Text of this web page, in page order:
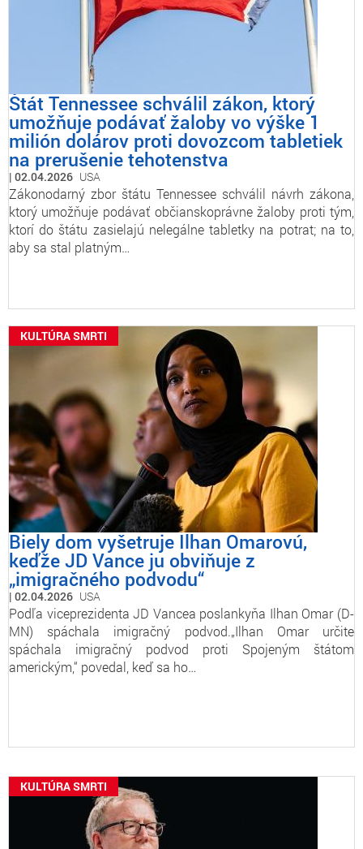
Štát Tennessee schválil zákon, ktorý
umožňuje podávať žaloby vo výške 1
milión dolárov proti dovozcom tabletiek
na prerušenie tehotenstva
02.04.2026 USA
Zákonodarný zbor štátu Tennessee schválil návrh zákona,
ktorý umožňuje podávať občianskoprávne žaloby proti tým,
ktorí do štátu zasielajú nelegálne tabletky na potrat; na to,
aby sa stal platným…
KULTÚRA SMRTI
Biely dom vyšetruje Ilhan Omarovú,
keďže JD Vance ju obviňuje z
„imigračného podvodu“
02.04.2026 USA
Podľa viceprezidenta JD Vancea poslankyňa Ilhan Omar (D-
MN) spáchala imigračný podvod.„Ilhan Omar určite
spáchala imigračný podvod proti Spojeným štátom
americkým,“ povedal, keď sa ho…
KULTÚRA SMRTI